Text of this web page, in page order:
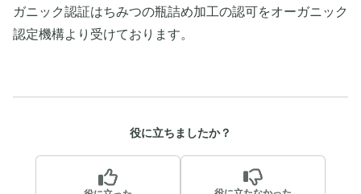
ガニック認証はちみつの瓶詰め加工の認可をオーガニック
認定機構より受けております。
役に立ちましたか？